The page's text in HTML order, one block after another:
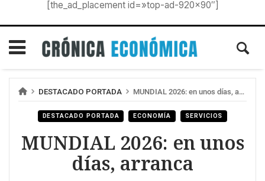
[the_ad_placement id=»top-ad-920×90″]
DESTACADO PORTADA MUNDIAL 2026: en unos días, arranca
DESTACADO PORTADA ECONOMÍA SERVICIOS
MUNDIAL 2026: en unos
días, arranca